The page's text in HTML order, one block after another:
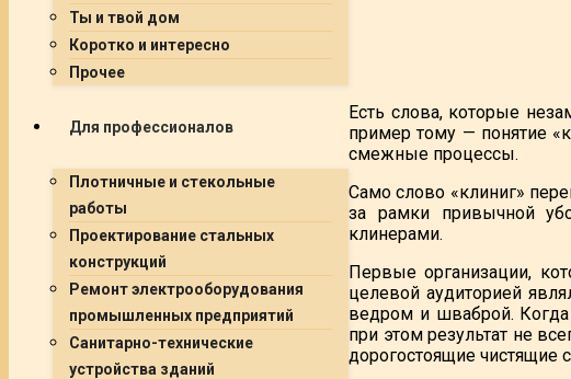
Ты и твой дом
Коротко и интересно
Прочее
Для профессионалов
Плотничные и стекольные
работы
Проектирование стальных
конструкций
Ремонт электрооборудования
промышленных предприятий
Санитарно-технические
устройства зданий
Есть слова, которые
пример тому — понятие
смежные процессы.
Само слово «клиниг»
за рамки привычной
клинерами.
Первые организации,
целевой аудиторией
ведром и шваброй. Когда
при этом результат не
дорогостоящие чистящие